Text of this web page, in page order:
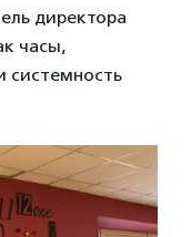
директора
часы,
системность